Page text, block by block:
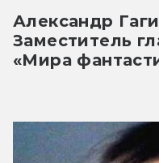
Александр
Заместитель
«Мира